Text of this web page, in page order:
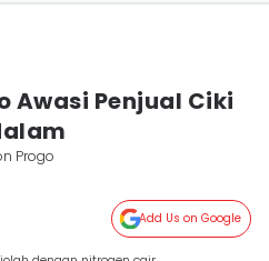
Awasi Penjual Ciki
Progo
Add Us on Google